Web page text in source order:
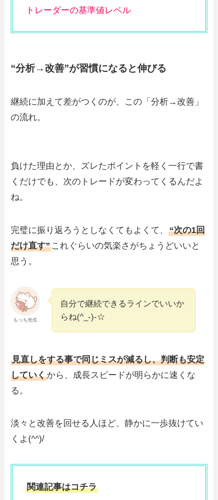
トレーダーの基準値レベル
“分析→改善”が習慣になると伸びる
継続に加えて差がつくのが、この「分析→改善」
の流れ。
負けた理由とか、ズレたポイントを軽く一行で書
くだけでも、次のトレードが変わってくるんだよ
ね。
完璧に振り返ろうとしなくてもよくて、“次の1回
だけ直す”これぐらいの気楽さがちょうどいいと
思う。
もっち先生
自分で継続できるラインでいいか
らね(^_-)-☆
見直しをする事で同じミスが減るし、判断も安定
していくから、成長スピードが明らかに速くな
る。
淡々と改善を回せる人ほど、静かに一歩抜けてい
くよ(^^)/
関連記事はコチラ